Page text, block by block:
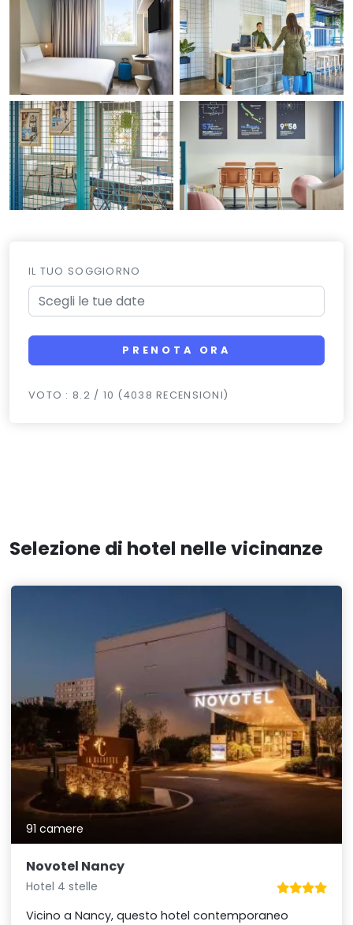
IL TUO SOGGIORNO
PRENOTA ORA
VOTO : 8.2 / 10 (4038 RECENSIONI)
Selezione di hotel nelle vicinanze
91 camere
Novotel Nancy
Hotel 4 stelle
Vicino a Nancy, questo hotel contemporaneo